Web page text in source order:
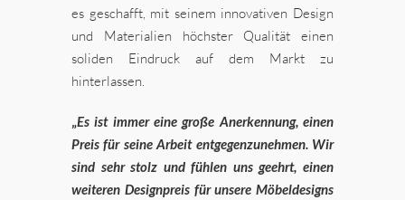
es geschafft, mit seinem innovativen Design
und Materialien höchster Qualität einen
soliden Eindruck auf dem Markt zu
hinterlassen.
„Es ist immer eine große Anerkennung, einen
Preis für seine Arbeit entgegenzunehmen. Wir
sind sehr stolz und fühlen uns geehrt, einen
weiteren Designpreis für unsere Möbeldesigns